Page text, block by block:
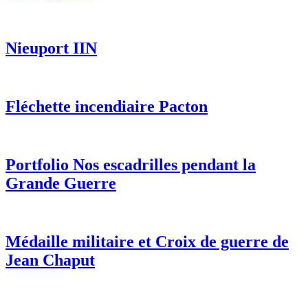
Nieuport IIN
Fléchette incendiaire Pacton
Portfolio Nos escadrilles pendant la
Grande Guerre
Médaille militaire et Croix de guerre de
Jean Chaput